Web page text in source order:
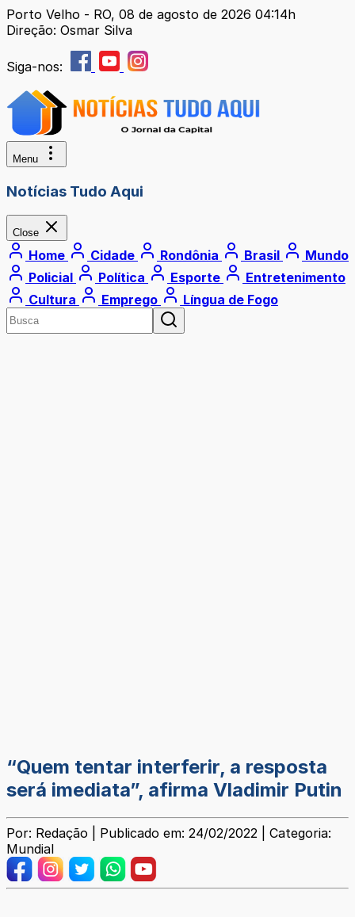
Porto Velho - RO, 08 de agosto de 2026 04:14h
Direção: Osmar Silva
Siga-nos:
Menu
Notícias Tudo Aqui
Close
Home Cidade Rondônia Brasil
Mundo
Policial
Política Esporte
Entretenimento
Cultura
Emprego Língua de Fogo
“Quem tentar interferir, a resposta
será imediata”, afirma Vladimir Putin
Por: Redação | Publicado em: 24/02/2022 | Categoria:
Mundial